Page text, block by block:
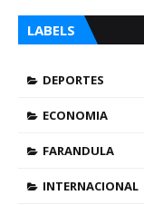
LABELS
DEPORTES
ECONOMIA
FARANDULA
INTERNACIONAL